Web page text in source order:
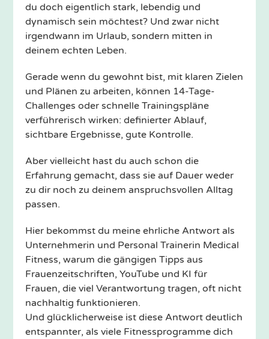
du doch eigentlich stark, lebendig und
dynamisch sein möchtest? Und zwar nicht
irgendwann im Urlaub, sondern mitten in
deinem echten Leben.
Gerade wenn du gewohnt bist, mit klaren Zielen
und Plänen zu arbeiten, können 14-Tage-
Challenges oder schnelle Trainingspläne
verführerisch wirken: definierter Ablauf,
sichtbare Ergebnisse, gute Kontrolle.
Aber vielleicht hast du auch schon die
Erfahrung gemacht, dass sie auf Dauer weder
zu dir noch zu deinem anspruchsvollen Alltag
passen.
Hier bekommst du meine ehrliche Antwort als
Unternehmerin und Personal Trainerin Medical
Fitness, warum die gängigen Tipps aus
Frauenzeitschriften, YouTube und KI für
Frauen, die viel Verantwortung tragen, oft nicht
nachhaltig funktionieren.
Und glücklicherweise ist diese Antwort deutlich
entspannter, als viele Fitnessprogramme dich